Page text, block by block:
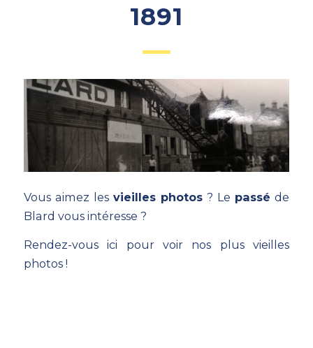
1891
Vous aimez les vieilles photos ? Le passé de
Blard vous intéresse ?
Rendez-vous ici pour voir nos plus vieilles
photos !